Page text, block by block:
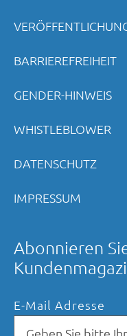
BARRIEREFREIHEIT
GENDER-HINWEIS
WHISTLEBLOWER
DATENSCHUTZ
IMPRESSUM
Abonnieren
E-Mail Adresse